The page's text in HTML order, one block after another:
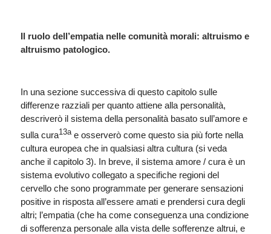
Il ruolo dell’empatia nelle comunità morali: altruismo e
altruismo patologico.
In una sezione successiva di questo capitolo sulle
differenze razziali per quanto attiene alla personalità,
descriverò il sistema della personalità basato sull’amore e
sulla cura13ae osserverò come questo sia più forte nella
cultura europea che in qualsiasi altra cultura (si veda
anche il capitolo 3). In breve, il sistema amore / cura è un
sistema evolutivo collegato a specifiche regioni del
cervello che sono programmate per generare sensazioni
positive in risposta all’essere amati e prendersi cura degli
altri; l’empatia (che ha come conseguenza una condizione
di sofferenza personale alla vista delle sofferenze altrui, e